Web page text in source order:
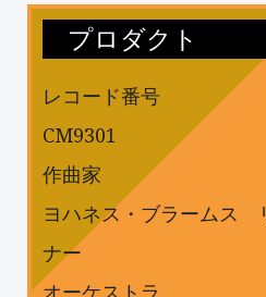
プロダクト
レコード番号
CM9301
作曲家
ヨハネス・ブラームス
ナー
オーケストラ